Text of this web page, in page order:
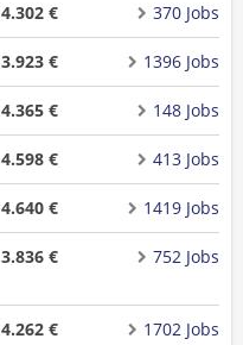
4.302 € 370 Jobs
3.923 € 1396 Jobs
4.365 € 148 Jobs
4.598 € 413 Jobs
4.640 € 1419 Jobs
3.836 € 752 Jobs
4.262 € 1702 Jobs